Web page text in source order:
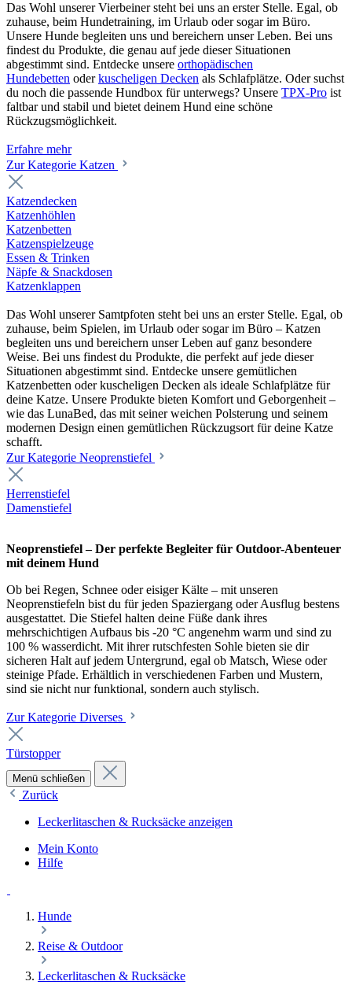
Das Wohl unserer Vierbeiner steht bei uns an erster Stelle. Egal, ob
zuhause, beim Hundetraining, im Urlaub oder sogar im Büro.
Unsere Hunde begleiten uns und bereichern unser Leben. Bei uns
findest du Produkte, die genau auf jede dieser Situationen
abgestimmt sind. Entdecke unsere orthopädischen
Hundebetten oderkuscheligen Decken als Schlafplätze. Oder suchst
du noch die passende Hundbox für unterwegs? Unsere TPX-Pro ist
faltbar und stabil und bietet deinem Hund eine schöne
Rückzugsmöglichkeit.
Erfahre mehr
Zur Kategorie Katzen
Katzendecken
Katzenhöhlen
Katzenbetten
Katzenspielzeuge
Essen & Trinken
Näpfe & Snackdosen
Katzenklappen
Das Wohl unserer Samtpfoten steht bei uns an erster Stelle. Egal, ob
zuhause, beim Spielen, im Urlaub oder sogar im Büro – Katzen
begleiten uns und bereichern unser Leben auf ganz besondere
Weise. Bei uns findest du Produkte, die perfekt auf jede dieser
Situationen abgestimmt sind. Entdecke unsere gemütlichen
Katzenbetten oder kuscheligen Decken als ideale Schlafplätze für
deine Katze. Unsere Produkte bieten Komfort und Geborgenheit –
wie das LunaBed, das mit seiner weichen Polsterung und seinem
modernen Design einen gemütlichen Rückzugsort für deine Katze
schafft.
Zur Kategorie Neoprenstiefel
Herrenstiefel
Damenstiefel
Neoprenstiefel – Der perfekte Begleiter für Outdoor-Abenteuer
mit deinem Hund
Ob bei Regen, Schnee oder eisiger Kälte – mit unseren
Neoprenstiefeln bist du für jeden Spaziergang oder Ausflug bestens
ausgestattet. Die Stiefel halten deine Füße dank ihres
mehrschichtigen Aufbaus bis -20 °C angenehm warm und sind zu
100 % wasserdicht. Mit ihrer rutschfesten Sohle bieten sie dir
sicheren Halt auf jedem Untergrund, egal ob Matsch, Wiese oder
steinige Pfade. Erhältlich in verschiedenen Farben und Mustern,
sind sie nicht nur funktional, sondern auch stylisch.
Zur Kategorie Diverses
Türstopper
Menü schließen
Zurück
Leckerlitaschen & Rucksäcke anzeigen
Mein Konto
Hilfe
Hunde
Reise & Outdoor
Leckerlitaschen & Rucksäcke